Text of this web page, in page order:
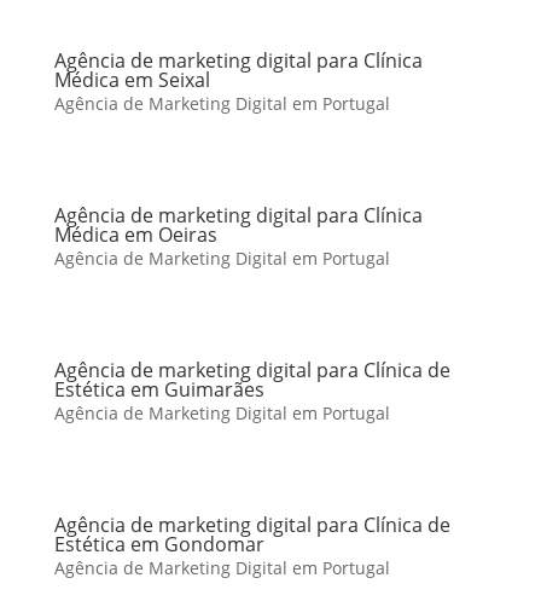
Agência de marketing digital para Clínica
Médica em Seixal
Agência de Marketing Digital em Portugal
Agência de marketing digital para Clínica
Médica em Oeiras
Agência de Marketing Digital em Portugal
Agência de marketing digital para Clínica de
Estética em Guimarães
Agência de Marketing Digital em Portugal
Agência de marketing digital para Clínica de
Estética em Gondomar
Agência de Marketing Digital em Portugal